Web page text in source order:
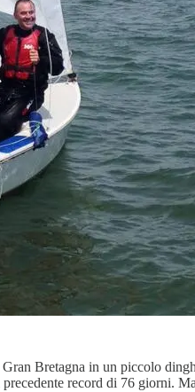
Bretagna in un piccolo
record di 76 giorni.